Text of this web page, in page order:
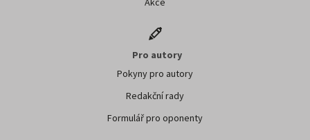
Pro autory
Pokyny pro autory
Redakční rady
Formulář pro oponenty